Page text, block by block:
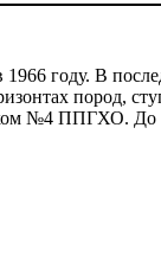
году. В
пород,
№4 ППГХО. До